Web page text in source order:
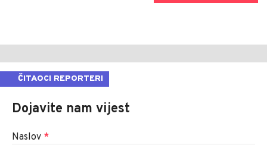
ČITAOCI REPORTERI
Dojavite nam vijest
Naslov *